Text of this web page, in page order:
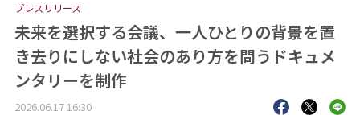
おすすめコンテンツ
出版物
会社概要
プレスリリース
未来を選択する会議、一人ひとりの背景を置
き去りにしない社会のあり方を問うドキュメ
ンタリーを制作
2026.06.17 16:30